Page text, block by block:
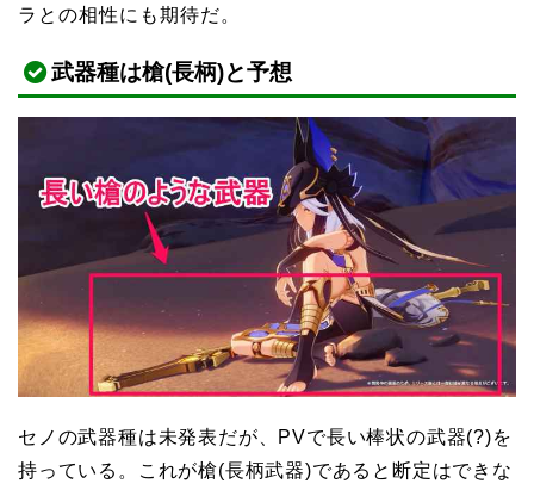
ラとの相性にも期待だ。
武器種は槍(長柄)と予想
セノの武器種は未発表だが、PVで長い棒状の武器(?)を
持っている。これが槍(長柄武器)であると断定はできな